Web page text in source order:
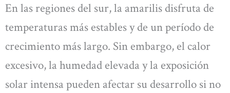
En las regiones del sur, la amarilis disfruta de
temperaturas más estables y de un período de
crecimiento más largo. Sin embargo, el calor
excesivo, la humedad elevada y la exposición
solar intensa pueden afectar su desarrollo si no